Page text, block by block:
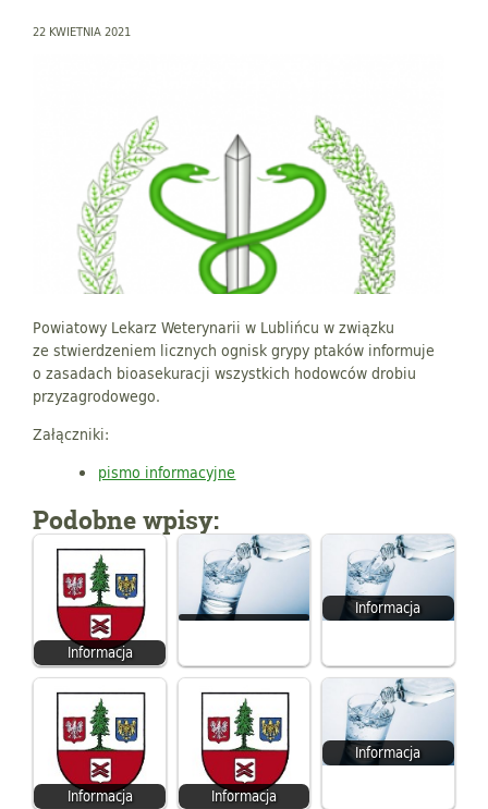
22 KWIETNIA 2021
Powiatowy Lekarz Weterynarii w Lublińcu w związku
ze stwierdzeniem licznych ognisk grypy ptaków informuje
o zasadach bioasekuracji wszystkich hodowców drobiu
przyzagrodowego.
Załączniki:
pismo informacyjne
Podobne wpisy:
Informacja
Informacja
Informacja Informacja
Informacja